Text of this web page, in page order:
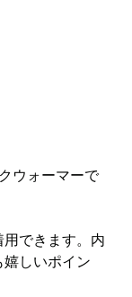
ウォーマーで
できます。内
しいポイン